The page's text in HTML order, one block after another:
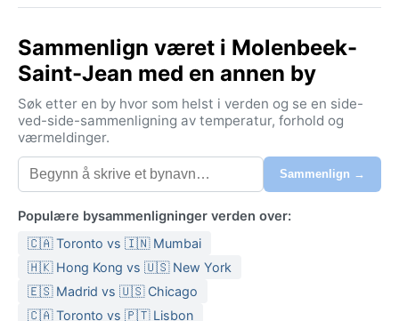
Sammenlign været i Molenbeek-
Saint-Jean med en annen by
Søk etter en by hvor som helst i verden og se en side-
ved-side-sammenligning av temperatur, forhold og
værmeldinger.
Sammenlign →
Populære bysammenligninger verden over:
🇨🇦 Toronto vs 🇮🇳 Mumbai
🇭🇰 Hong Kong vs 🇺🇸 New York
🇪🇸 Madrid vs 🇺🇸 Chicago
🇨🇦 Toronto vs 🇵🇹 Lisbon